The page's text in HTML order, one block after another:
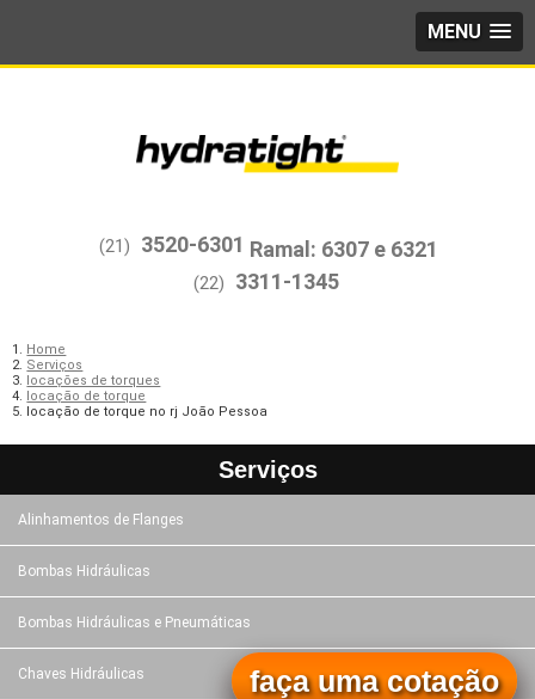
MENU
(21) 3520-6301
(22) 3311-1345
Home
Serviços
locações de torques
locação de torque
locação de torque no rj João Pessoa
Serviços
Alinhamentos de Flanges
Bombas Hidráulicas
Bombas Hidráulicas e Pneumáticas
Chaves Hidráulicas faça uma cotação